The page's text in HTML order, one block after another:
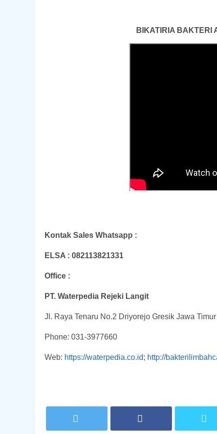
BIKATIRIA BAKTERI
Kontak Sales Whatsapp :
ELSA : 082113821331
Office :
PT. Waterpedia Rejeki Langit
Jl. Raya Tenaru No.2 Driyorejo Gresik Jawa
Phone: 031-3977660
Web: https://waterpedia.co.id; http://